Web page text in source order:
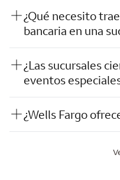
¿Qué necesito
bancaria en una
¿Las sucursales
eventos
¿Wells Fargo